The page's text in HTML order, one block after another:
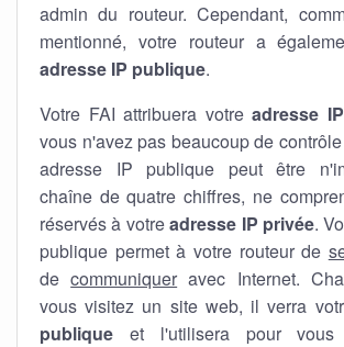
admin du routeur. Cependant,
mentionné, votre routeur a
adresse IP publique.
Votre FAI attribuera votreadresse
vous n'avez pas beaucoup de
adresse IP publique peut être
chaîne de quatre chiffres, ne
réservés à votreadresse IP privée.
publique permet à votre routeur de
decommuniquer avec Internet.
vous visitez un site web, il verra
publique et l'utilisera pour vous